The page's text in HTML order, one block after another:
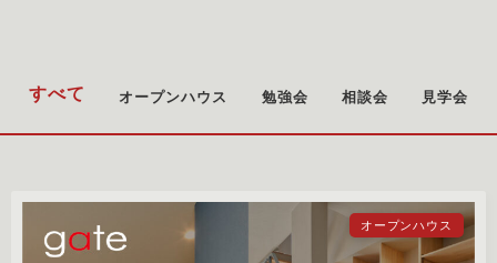
すべて オープンハウス 勉強会 相談会 見学会
オープンハウス